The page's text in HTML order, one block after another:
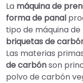
La máquina de
forma de panal
tipo de máquina
briquetas de
Las materias
de carbónson
polvo de carbón